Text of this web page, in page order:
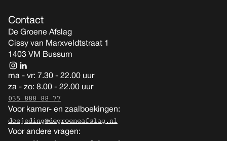
Contact
De Groene Afslag
Cissy van Marxveldtstraat 1
1403 VM Bussum
ma - vr: 7.30 - 22.00 uur
za - zo: 8.00 - 22.00 uur
035 888 88 77
Voor kamer- en zaalboekingen:
doejeding@degroeneafslag.nl
Voor andere vragen: